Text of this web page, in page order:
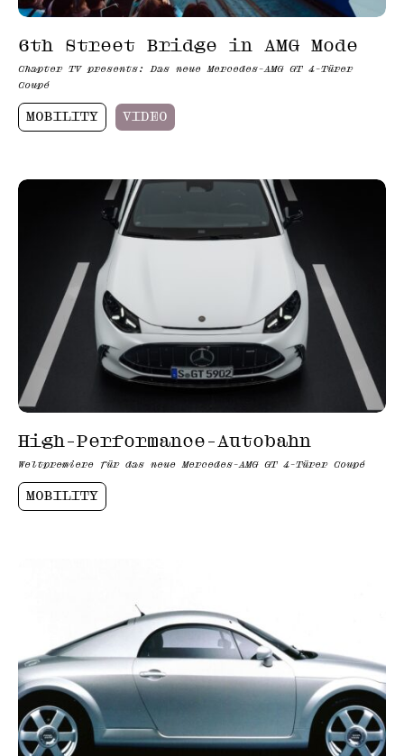
6th Street Bridge in AMG Mode
Chapter TV presents: Das neue Mercedes-AMG GT 4-Türer
Coupé
MOBILITY VIDEO
High-Performance-Autobahn
Weltpremiere für das neue Mercedes-AMG GT 4-Türer Coupé
MOBILITY